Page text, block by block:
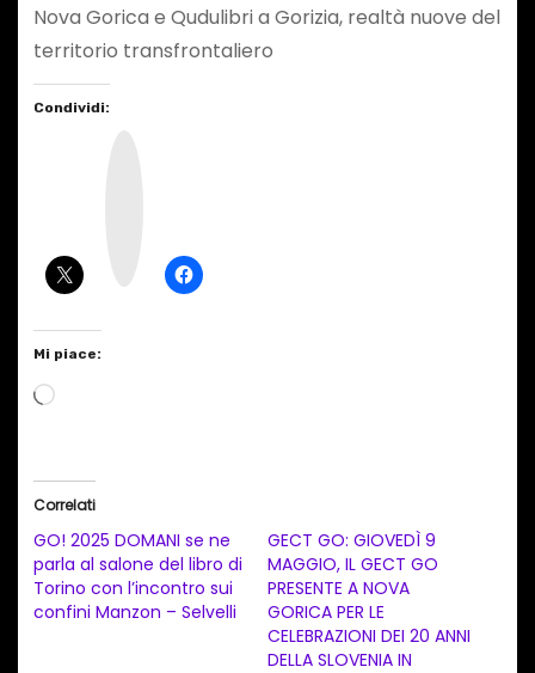
Nova Gorica e Qudulibri a Gorizia, realtà nuove del
territorio transfrontaliero
Condividi:
Mi piace:
C
a
m
e
Correlati
GO! 2025 DOMANI se ne
parla al salone del libro di
Torino con l’incontro sui
confini Manzon – Selvelli
GECT GO: GIOVEDÌ 9
MAGGIO, IL GECT GO
PRESENTE A NOVA
GORICA PER LE
CELEBRAZIONI DEI 20 ANNI
DELLA SLOVENIA IN